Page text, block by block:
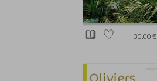
30.00 €